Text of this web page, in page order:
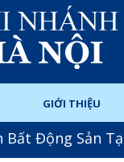
GIỚI THIỆU
Bất Động Sản